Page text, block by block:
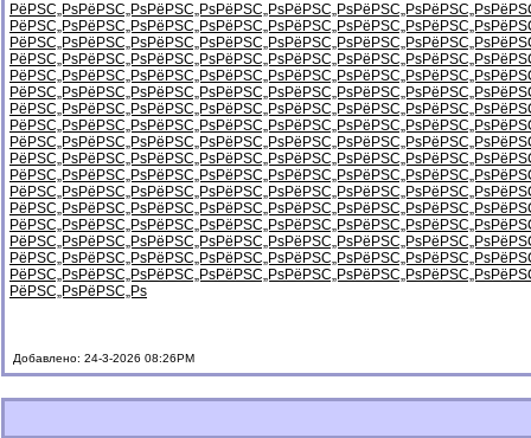
РёРЅС„РѕРёРЅС„РѕРёРЅС„РѕРёРЅС„РѕРёРЅС„РѕРёРЅС„РѕРёРЅС„Рѕ
РёРЅС„РѕРёРЅС„РѕРёРЅС„РѕРёРЅС„РѕРёРЅС„РѕРёРЅС„РѕРёРЅС„Рѕ
РёРЅС„РѕРёРЅС„РѕРёРЅС„РѕРёРЅС„РѕРёРЅС„РѕРёРЅС„РѕРёРЅС„Рѕ
РёРЅС„РѕРёРЅС„РѕРёРЅС„РѕРёРЅС„РѕРёРЅС„РѕРёРЅС„РѕРёРЅС„Рѕ
РёРЅС„РѕРёРЅС„РѕРёРЅС„РѕРёРЅС„РѕРёРЅС„РѕРёРЅС„РѕРёРЅС„Рѕ
РёРЅС„РѕРёРЅС„РѕРёРЅС„РѕРёРЅС„РѕРёРЅС„РѕРёРЅС„РѕРёРЅС„Рѕ
РёРЅС„РѕРёРЅС„РѕРёРЅС„РѕРёРЅС„РѕРёРЅС„РѕРёРЅС„РѕРёРЅС„Рѕ
РёРЅС„РѕРёРЅС„РѕРёРЅС„РѕРёРЅС„РѕРёРЅС„РѕРёРЅС„РѕРёРЅС„Рѕ
РёРЅС„РѕРёРЅС„РѕРёРЅС„РѕРёРЅС„РѕРёРЅС„РѕРёРЅС„РѕРёРЅС„Рѕ
РёРЅС„РѕРёРЅС„РѕРёРЅС„РѕРёРЅС„РѕРёРЅС„РѕРёРЅС„РѕРёРЅС„Рѕ
РёРЅС„РѕРёРЅС„РѕРёРЅС„РѕРёРЅС„РѕРёРЅС„РѕРёРЅС„РѕРёРЅС„Рѕ
РёРЅС„РѕРёРЅС„РѕРёРЅС„РѕРёРЅС„РѕРёРЅС„РѕРёРЅС„РѕРёРЅС„Рѕ
РёРЅС„РѕРёРЅС„РѕРёРЅС„РѕРёРЅС„РѕРёРЅС„РѕРёРЅС„РѕРёРЅС„Рѕ
РёРЅС„РѕРёРЅС„РѕРёРЅС„РѕРёРЅС„РѕРёРЅС„РѕРёРЅС„РѕРёРЅС„Рѕ
РёРЅС„РѕРёРЅС„РѕРёРЅС„РѕРёРЅС„РѕРёРЅС„РѕРёРЅС„РѕРёРЅС„Рѕ
РёРЅС„РѕРёРЅС„РѕРёРЅС„РѕРёРЅС„РѕРёРЅС„РѕРёРЅС„РѕРёРЅС„Рѕ
РёРЅС„РѕРёРЅС„РѕРёРЅС„РѕРёРЅС„РѕРёРЅС„РѕРёРЅС„РѕРёРЅС„Рѕ
РёРЅС„РѕРёРЅС„Рѕ
Добавлено: 24-3-2026 08:26PM